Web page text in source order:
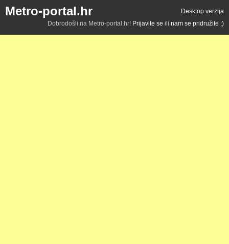
Metro-portal.hr
Desktop verzija
Dobrodošli na Metro-portal.hr! Prijavite se ili nam se pridružite :)